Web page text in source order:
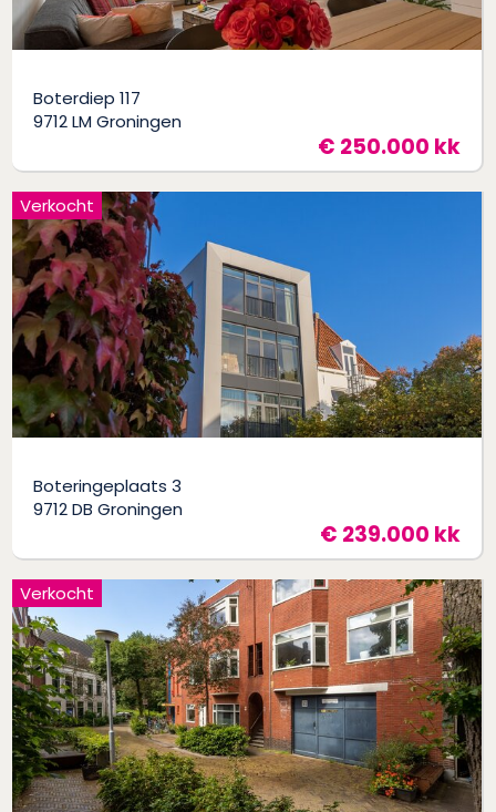
Boterdiep 117
9712 LM Groningen
€ 250.000 kk
Boteringeplaats 3
9712 DB Groningen
€ 239.000 kk
Verkocht
Verkocht